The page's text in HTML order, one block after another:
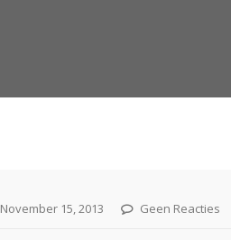
November 15, 2013 Geen Reacties